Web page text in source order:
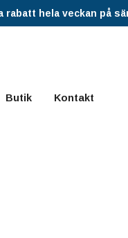
rabatt hela veckan på
Butik Kontakt